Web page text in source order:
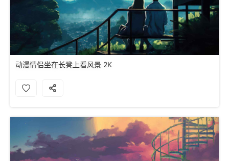
动漫情侣坐在长凳上看风景 2K